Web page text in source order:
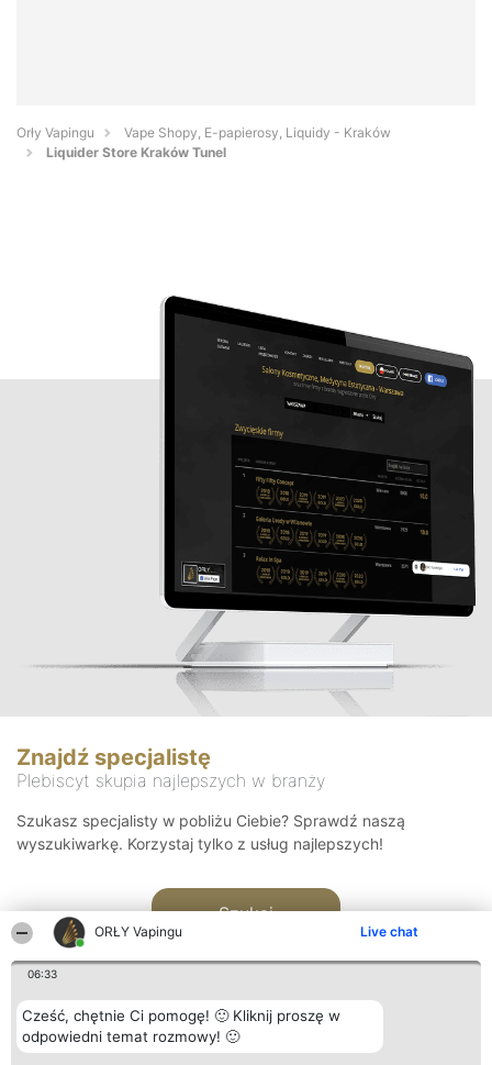
ORŁY Vapingu Live chat
06:33
Cześć, chętnie Ci pomogę! 🙂 Kliknij proszę w
odpowiedni temat rozmowy! 🙂
Orły Vapingu
Vape Shopy, E-papierosy, Liquidy - Kraków
Liquider Store Kraków Tunel
Znajdź specjalistę
Plebiscyt skupia najlepszych w branży
Szukasz specjalisty w pobliżu Ciebie? Sprawdź naszą
wyszukiwarkę. Korzystaj tylko z usług najlepszych!
Szukaj